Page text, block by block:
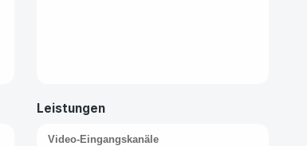
Leistungen
Video-Eingangskanäle